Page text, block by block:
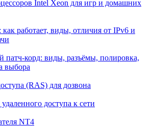
Intel Xeon для игр и домашних
работает, виды, отличия от IPv6 и
патч-корд: виды, разъёмы, полировка,
выбора
(RAS) для дозвона
доступа к сети
NT4